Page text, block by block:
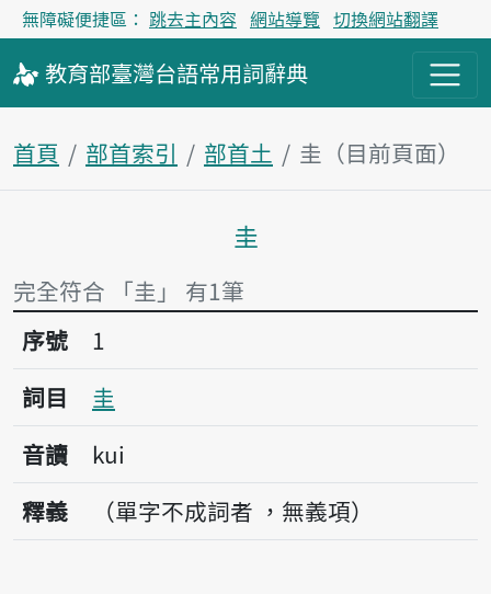
無障礙便捷區： 跳去主內容 網站導覽 切換網站翻譯
教育部臺灣台語常用詞辭典
首頁 部首索引 部首土 圭（目前頁面）
主內容區塊
圭
完全符合 「圭」 有1筆
序號1圭
序號
1
詞目
圭
音讀
kui
釋義
（單字不成詞者 ，無義項）